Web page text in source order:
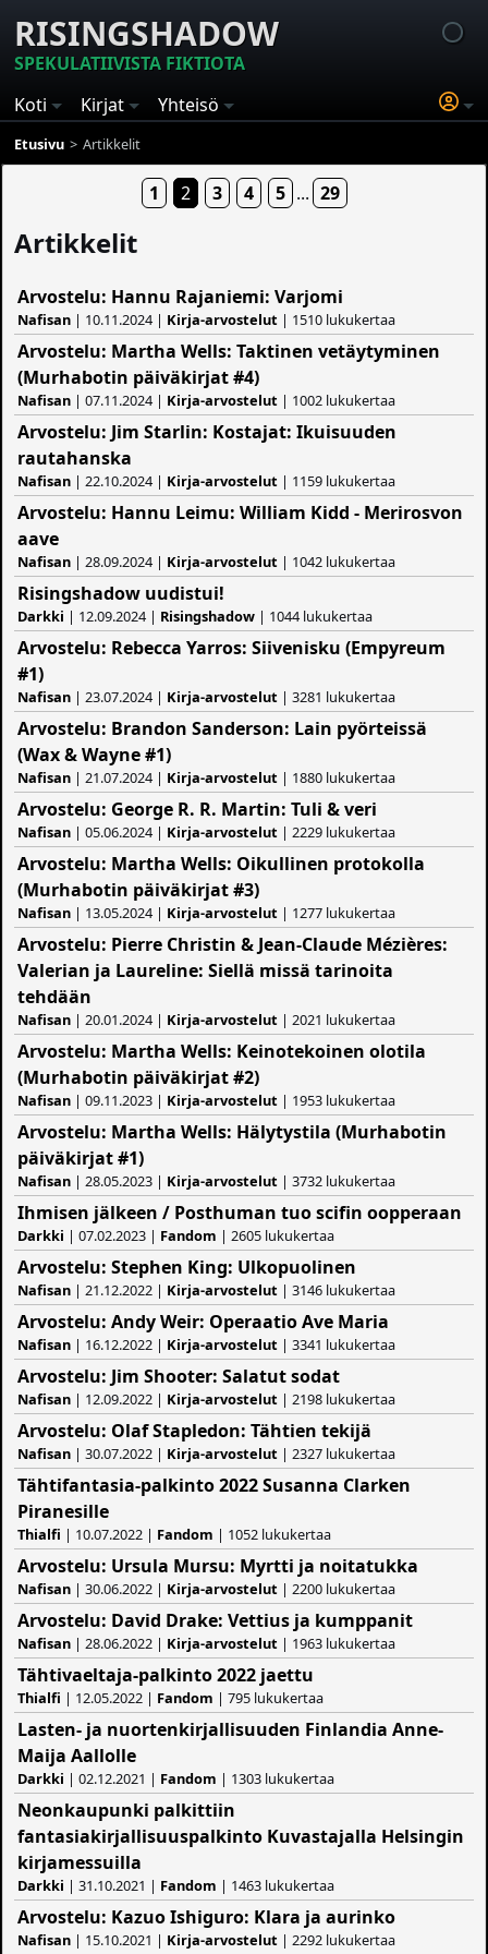
RISINGSHADOW
SPEKULATIIVISTA FIKTIOTA
Koti
Kirjat Yhteisö
Etusivu Artikkelit
1 2 3 4 5 ... 29
Artikkelit
Arvostelu: Hannu Rajaniemi: Varjomi
Nafisan | 10.11.2024 | Kirja-arvostelut | 1510 lukukertaa
Arvostelu: Martha Wells: Taktinen vetäytyminen
(Murhabotin päiväkirjat #4)
Nafisan | 07.11.2024 | Kirja-arvostelut | 1002 lukukertaa
Arvostelu: Jim Starlin: Kostajat: Ikuisuuden
rautahanska
Nafisan | 22.10.2024 | Kirja-arvostelut | 1159 lukukertaa
Arvostelu: Hannu Leimu: William Kidd - Merirosvon
aave
Nafisan | 28.09.2024 | Kirja-arvostelut | 1042 lukukertaa
Risingshadow uudistui!
Darkki | 12.09.2024 | Risingshadow | 1044 lukukertaa
Arvostelu: Rebecca Yarros: Siivenisku (Empyreum
#1)
Nafisan | 23.07.2024 | Kirja-arvostelut | 3281 lukukertaa
Arvostelu: Brandon Sanderson: Lain pyörteissä
(Wax & Wayne #1)
Nafisan | 21.07.2024 | Kirja-arvostelut | 1880 lukukertaa
Arvostelu: George R. R. Martin: Tuli & veri
Nafisan | 05.06.2024 | Kirja-arvostelut | 2229 lukukertaa
Arvostelu: Martha Wells: Oikullinen protokolla
(Murhabotin päiväkirjat #3)
Nafisan | 13.05.2024 | Kirja-arvostelut | 1277 lukukertaa
Arvostelu: Pierre Christin & Jean-Claude Mézières:
Valerian ja Laureline: Siellä missä tarinoita
tehdään
Nafisan | 20.01.2024 | Kirja-arvostelut | 2021 lukukertaa
Arvostelu: Martha Wells: Keinotekoinen olotila
(Murhabotin päiväkirjat #2)
Nafisan | 09.11.2023 | Kirja-arvostelut | 1953 lukukertaa
Arvostelu: Martha Wells: Hälytystila (Murhabotin
päiväkirjat #1)
Nafisan | 28.05.2023 | Kirja-arvostelut | 3732 lukukertaa
Ihmisen jälkeen / Posthuman tuo scifin oopperaan
Darkki | 07.02.2023 | Fandom | 2605 lukukertaa
Arvostelu: Stephen King: Ulkopuolinen
Nafisan | 21.12.2022 | Kirja-arvostelut | 3146 lukukertaa
Arvostelu: Andy Weir: Operaatio Ave Maria
Nafisan | 16.12.2022 | Kirja-arvostelut | 3341 lukukertaa
Arvostelu: Jim Shooter: Salatut sodat
Nafisan | 12.09.2022 | Kirja-arvostelut | 2198 lukukertaa
Arvostelu: Olaf Stapledon: Tähtien tekijä
Nafisan | 30.07.2022 | Kirja-arvostelut | 2327 lukukertaa
Tähtifantasia-palkinto 2022 Susanna Clarken
Piranesille
Thialfi | 10.07.2022 | Fandom | 1052 lukukertaa
Arvostelu: Ursula Mursu: Myrtti ja noitatukka
Nafisan | 30.06.2022 | Kirja-arvostelut | 2200 lukukertaa
Arvostelu: David Drake: Vettius ja kumppanit
Nafisan | 28.06.2022 | Kirja-arvostelut | 1963 lukukertaa
Tähtivaeltaja-palkinto 2022 jaettu
Thialfi | 12.05.2022 | Fandom | 795 lukukertaa
Lasten- ja nuortenkirjallisuuden Finlandia Anne-
Maija Aallolle
Darkki | 02.12.2021 | Fandom | 1303 lukukertaa
Neonkaupunki palkittiin
fantasiakirjallisuuspalkinto Kuvastajalla Helsingin
kirjamessuilla
Darkki | 31.10.2021 | Fandom | 1463 lukukertaa
Arvostelu: Kazuo Ishiguro: Klara ja aurinko
Nafisan | 15.10.2021 | Kirja-arvostelut | 2292 lukukertaa